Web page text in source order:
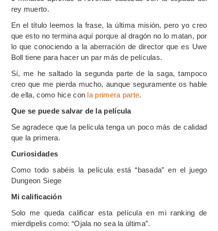
rey muerto.
En el título leemos la frase, la última misión, pero yo creo
que esto no termina aquí porque al dragón no lo matan, por
lo que conociendo a la aberración de director que es Uwe
Boll tiene para hacer un par más de películas.
Sí, me he saltado la segunda parte de la saga, tampoco
creo que me pierda mucho, aunque seguramente os hable
de ella, como hice con la primera parte.
Que se puede salvar de la película
Se agradece que la película tenga un poco más de calidad
que la primera.
Curiosidades
Como todo sabéis la película está “basada” en el juego
Dungeon Siege
Mi calificación
Solo me queda calificar esta película en mi ranking de
mierdipelis como: “Ojala no sea la última”.